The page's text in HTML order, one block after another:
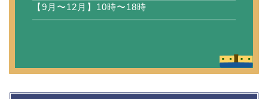
【9月〜12月】10時〜18時